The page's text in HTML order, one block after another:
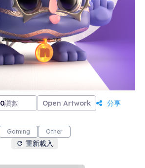
0讚數 Open Artwork 分享
Gaming Other
重新載入